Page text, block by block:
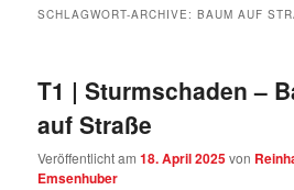
SCHLAGWORT-ARCHIVE:BAUM AUF
T1 | Sturmschaden –
auf Straße
Veröffentlicht am18. April 2025von
Emsenhuber